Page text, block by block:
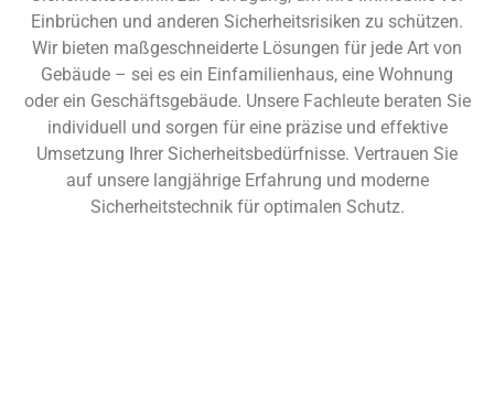
Einbrüchen und anderen Sicherheitsrisiken zu schützen.
Wir bieten maßgeschneiderte Lösungen für jede Art von
Gebäude – sei es ein Einfamilienhaus, eine Wohnung
oder ein Geschäftsgebäude. Unsere Fachleute beraten Sie
individuell und sorgen für eine präzise und effektive
Umsetzung Ihrer Sicherheitsbedürfnisse. Vertrauen Sie
auf unsere langjährige Erfahrung und moderne
Sicherheitstechnik für optimalen Schutz.